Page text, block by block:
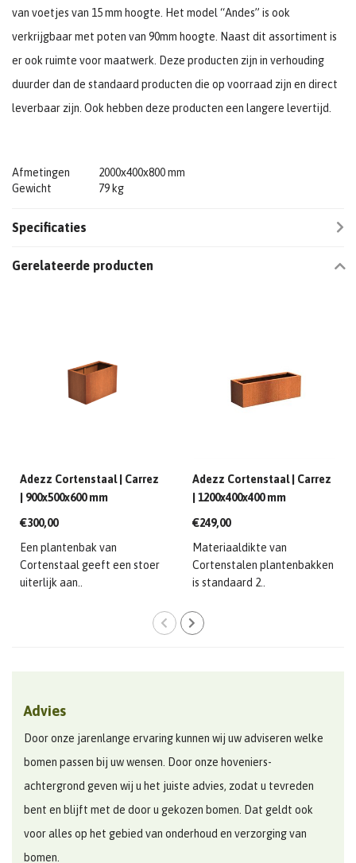
van voetjes van 15 mm hoogte. Het model “Andes” is ook
verkrijgbaar met poten van 90mm hoogte. Naast dit assortiment is
er ook ruimte voor maatwerk. Deze producten zijn in verhouding
duurder dan de standaard producten die op voorraad zijn en direct
leverbaar zijn. Ook hebben deze producten een langere levertijd.
Afmetingen
2000x400x800 mm
Gewicht
79 kg
Specificaties
Gerelateerde producten
Adezz Cortenstaal | Carrez
| 900x500x600 mm
€300,00
Een plantenbak van
Cortenstaal geeft een stoer
uiterlijk aan..
Adezz Cortenstaal | Carrez
| 1200x400x400 mm
€249,00
Materiaaldikte van
Cortenstalen plantenbakken
is standaard 2..
Advies
Door onze jarenlange ervaring kunnen wij uw adviseren welke
bomen passen bij uw wensen. Door onze hoveniers-
achtergrond geven wij u het juiste advies, zodat u tevreden
bent en blijft met de door u gekozen bomen. Dat geldt ook
voor alles op het gebied van onderhoud en verzorging van
bomen.